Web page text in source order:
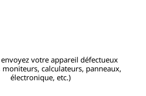
votre appareil défectueux
calculateurs, panneaux,
électronique, etc.)